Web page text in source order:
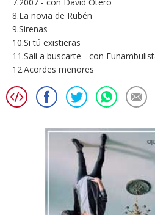
8.La novia de Rubén
9.Sirenas
10.Si tú existieras
11.Salí a buscarte - con
12.Acordes menores